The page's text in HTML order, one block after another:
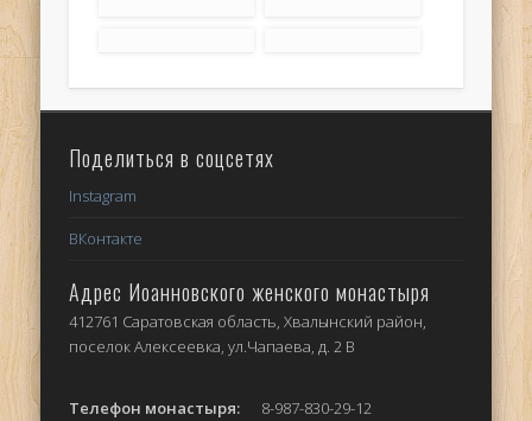
Поделиться в соцсетях
Instagram
ВКонтакте
Адрес Иоанновского женского монастыря
412761 Саратовская область, Хвалынский район,
поселок Алексеевка, ул.Чапаева, д. 2 В
Телефон монастыря:
8-987-830-29-12